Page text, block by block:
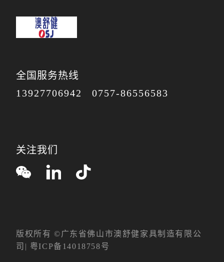
全国服务热线
13927706942
0757-86556583
关注我们
版权所有 ©广东省佛山市澳舒健家具制造有限公
司| 粤ICP备14018758号